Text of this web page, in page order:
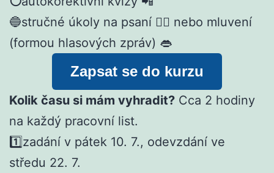
🔵stručné úkoly na psaní ✍🏻 nebo mluvení
(formou hlasových zpráv) 👄
Zapsat se do kurzu
Kolik času si mám vyhradit? Cca 2 hodiny
na každý pracovní list.
1️⃣zadání v pátek 10. 7., odevzdání ve
středu 22. 7.